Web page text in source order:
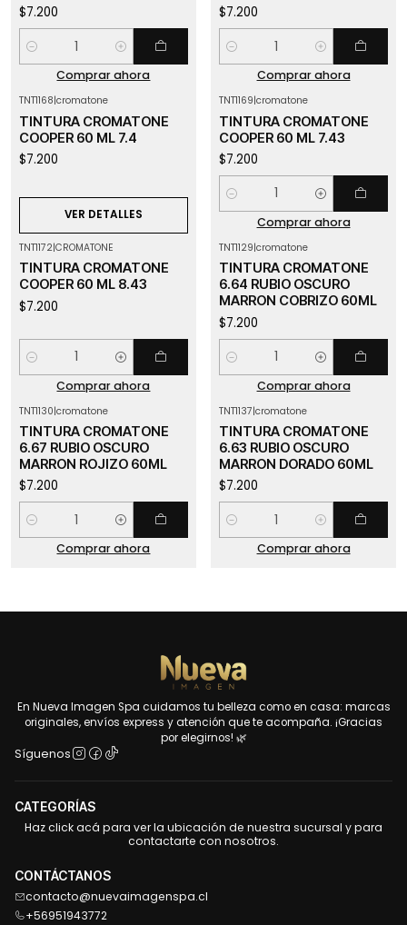
$7.200
Cantidad
Comprar ahora
$7.200
Cantidad
Comprar ahora
TNT1168|cromatone
TINTURA CROMATONE
COOPER 60 ML 7.4
$7.200
VER DETALLES
TNT1169|cromatone
TINTURA CROMATONE
COOPER 60 ML 7.43
$7.200
Cantidad
Comprar ahora
TNT1172|CROMATONE
TINTURA CROMATONE
COOPER 60 ML 8.43
$7.200
Cantidad
Comprar ahora
TNT1129|cromatone
TINTURA CROMATONE
6.64 RUBIO OSCURO
MARRON COBRIZO 60ML
$7.200
Cantidad
Comprar ahora
TNT1130|cromatone
TINTURA CROMATONE
6.67 RUBIO OSCURO
MARRON ROJIZO 60ML
$7.200
Cantidad
Comprar ahora
TNT1137|cromatone
TINTURA CROMATONE
6.63 RUBIO OSCURO
MARRON DORADO 60ML
$7.200
Cantidad
Comprar ahora
En Nueva Imagen Spa cuidamos tu belleza como en casa: marcas
originales, envíos express y atención que te acompaña. ¡Gracias
por elegirnos! 🌿
Síguenos
CATEGORÍAS
Haz click acá para ver la ubicación de nuestra sucursal y para
contactarte con nosotros.
CONTÁCTANOS
contacto@nuevaimagenspa.cl
+56951943772